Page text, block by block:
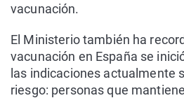
vacunación.
El Ministerio también ha
vacunación en España se
las indicaciones actualmente
riesgo: personas que